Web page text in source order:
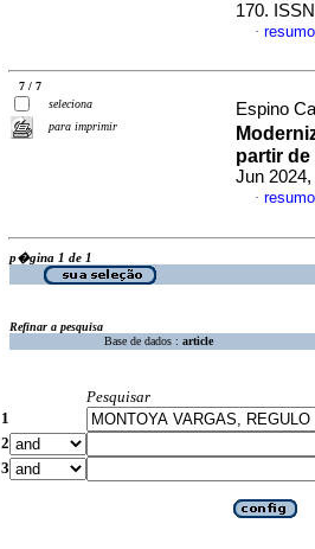
170.
·
7 / 7
seleciona
para imprimir
Espino
partir
Jun
·
p�gina 1 de 1
Refinar a pesquisa
Base de dados : article
Pesquisar
1
2
3